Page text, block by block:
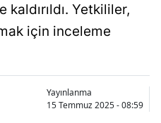
kaldırıldı. Yetkililer,
için inceleme
Yayınlanma
15 Temmuz 2025 - 08:59